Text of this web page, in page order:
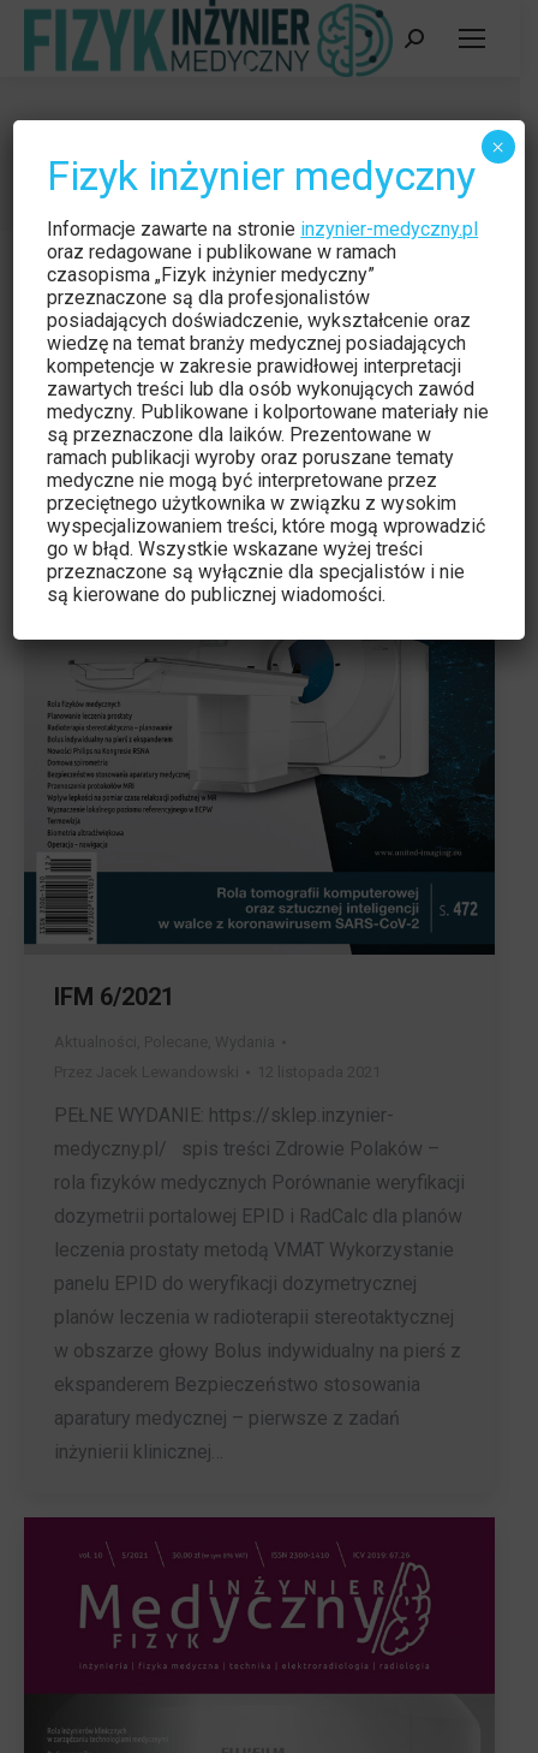
Szukaj:
Jesteś tutaj:
Strona główna 2021
IFM 6/2021
PEŁNE WYDANIE: https://sklep.inzynier-
medyczny.pl/ spis treści Zdrowie Polaków –
rola fizyków medycznych Porównanie weryfikacji
dozymetrii portalowej EPID i RadCalc dla planów
leczenia prostaty metodą VMAT Wykorzystanie
panelu EPID do weryfikacji dozymetrycznej
planów leczenia w radioterapii stereotaktycznej
w obszarze głowy Bolus indywidualny na pierś z
ekspanderem Bezpieczeństwo stosowania
aparatury medycznej – pierwsze z zadań
inżynierii klinicznej…
Fizyk inżynier medyczny
Informacje zawarte na stronie inzynier-medyczny.pl
oraz redagowane i publikowane w ramach
czasopisma „Fizyk inżynier medyczny”
przeznaczone są dla profesjonalistów
posiadających doświadczenie, wykształcenie oraz
wiedzę na temat branży medycznej posiadających
kompetencje w zakresie prawidłowej interpretacji
zawartych treści lub dla osób wykonujących zawód
medyczny. Publikowane i kolportowane materiały nie
są przeznaczone dla laików. Prezentowane w
ramach publikacji wyroby oraz poruszane tematy
medyczne nie mogą być interpretowane przez
przeciętnego użytkownika w związku z wysokim
wyspecjalizowaniem treści, które mogą wprowadzić
go w błąd. Wszystkie wskazane wyżej treści
przeznaczone są wyłącznie dla specjalistów i nie
są kierowane do publicznej wiadomości.
×